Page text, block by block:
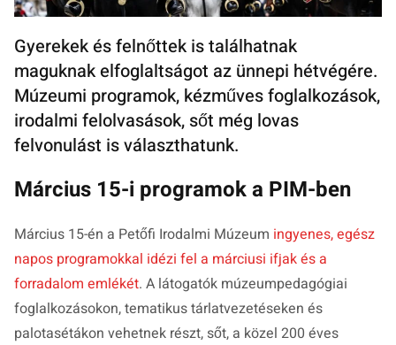
Gyerekek és felnőttek is találhatnak
maguknak elfoglaltságot az ünnepi hétvégére.
Múzeumi programok, kézműves foglalkozások,
irodalmi felolvasások, sőt még lovas
felvonulást is választhatunk.
Március 15-i programok a PIM-ben
Március 15-én a Petőfi Irodalmi Múzeum ingyenes, egész
napos programokkal idézi fel a márciusi ifjak és a
forradalom emlékét. A látogatók múzeumpedagógiai
foglalkozásokon, tematikus tárlatvezetéseken és
palotasétákon vehetnek részt, sőt, a közel 200 éves